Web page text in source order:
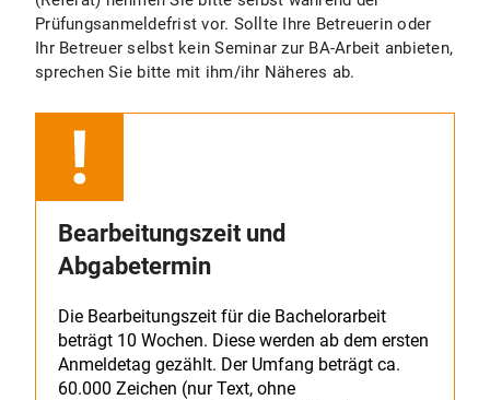
Prüfungsanmeldefrist vor. Sollte Ihre Betreuerin oder
Ihr Betreuer selbst kein Seminar zur BA-Arbeit anbieten,
sprechen Sie bitte mit ihm/ihr Näheres ab.
Bearbeitungszeit und
Abgabetermin
Die Bearbeitungszeit für die Bachelorarbeit
beträgt 10 Wochen. Diese werden ab dem ersten
Anmeldetag gezählt. Der Umfang beträgt ca.
60.000 Zeichen (nur Text, ohne